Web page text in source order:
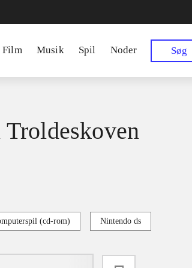
Film Musik Spil Noder Søg
(cd-rom) Nintendo ds